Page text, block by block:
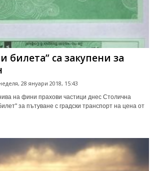
билета” са закупени за
28 януари 2018, 15:43
на фини прахови частици днес Столична
за пътуване с градски транспорт на цена от